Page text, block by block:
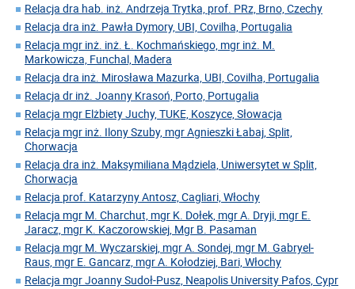
Relacja dra hab. inż. Andrzeja Trytka, prof. PRz, Brno, Czechy
Relacja dra inż. Pawła Dymory, UBI, Covilha, Portugalia
Relacja mgr inż. inż. Ł. Kochmańskiego, mgr inż. M.
Markowicza, Funchal, Madera
Relacja dra inż. Mirosława Mazurka, UBI, Covilha, Portugalia
Relacja dr inż. Joanny Krasoń, Porto, Portugalia
Relacja mgr Elżbiety Juchy, TUKE, Koszyce, Słowacja
Relacja mgr inż. Ilony Szuby, mgr Agnieszki Łabaj, Split,
Chorwacja
Relacja dra inż. Maksymiliana Mądziela, Uniwersytet w Split,
Chorwacja
Relacja prof. Katarzyny Antosz, Cagliari, Włochy
Relacja mgr M. Charchut, mgr K. Dołek, mgr A. Dryji, mgr E.
Jaracz, mgr K. Kaczorowskiej, Mgr B. Pasaman
Relacja mgr M. Wyczarskiej, mgr A. Sondej, mgr M. Gabryel-
Raus, mgr E. Gancarz, mgr A. Kołodziej, Bari, Włochy
Relacja mgr Joanny Sudoł-Pusz, Neapolis University Pafos, Cypr